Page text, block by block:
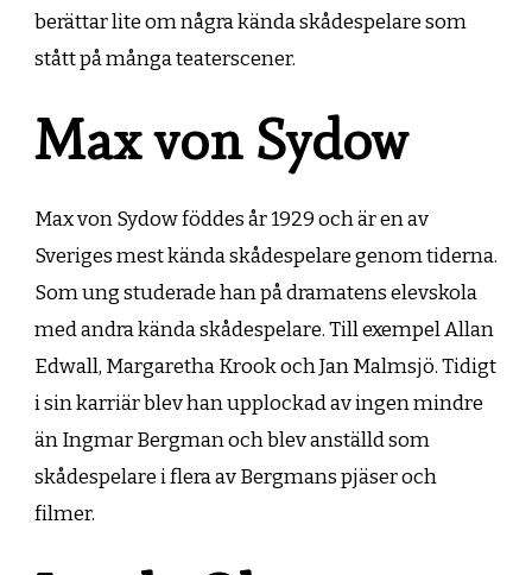
berättar lite om några kända skådespelare som
stått på många teaterscener.
Max von Sydow
Max von Sydow föddes år 1929 och är en av
Sveriges mest kända skådespelare genom tiderna.
Som ung studerade han på dramatens elevskola
med andra kända skådespelare. Till exempel Allan
Edwall, Margaretha Krook och Jan Malmsjö. Tidigt
i sin karriär blev han upplockad av ingen mindre
än Ingmar Bergman och blev anställd som
skådespelare i flera av Bergmans pjäser och
filmer.